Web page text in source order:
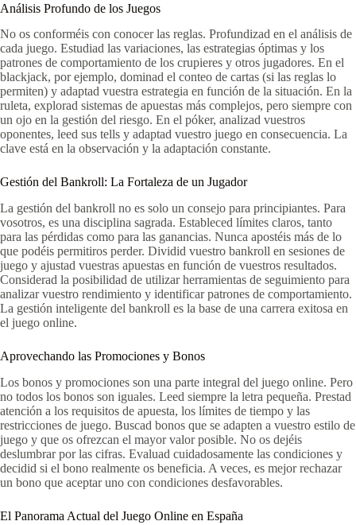
Análisis Profundo de los Juegos
No os conforméis con conocer las reglas. Profundizad en el análisis de
cada juego. Estudiad las variaciones, las estrategias óptimas y los
patrones de comportamiento de los crupieres y otros jugadores. En el
blackjack, por ejemplo, dominad el conteo de cartas (si las reglas lo
permiten) y adaptad vuestra estrategia en función de la situación. En la
ruleta, explorad sistemas de apuestas más complejos, pero siempre con
un ojo en la gestión del riesgo. En el póker, analizad vuestros
oponentes, leed sus tells y adaptad vuestro juego en consecuencia. La
clave está en la observación y la adaptación constante.
Gestión del Bankroll: La Fortaleza de un Jugador
La gestión del bankroll no es solo un consejo para principiantes. Para
vosotros, es una disciplina sagrada. Estableced límites claros, tanto
para las pérdidas como para las ganancias. Nunca apostéis más de lo
que podéis permitiros perder. Dividid vuestro bankroll en sesiones de
juego y ajustad vuestras apuestas en función de vuestros resultados.
Considerad la posibilidad de utilizar herramientas de seguimiento para
analizar vuestro rendimiento y identificar patrones de comportamiento.
La gestión inteligente del bankroll es la base de una carrera exitosa en
el juego online.
Aprovechando las Promociones y Bonos
Los bonos y promociones son una parte integral del juego online. Pero
no todos los bonos son iguales. Leed siempre la letra pequeña. Prestad
atención a los requisitos de apuesta, los límites de tiempo y las
restricciones de juego. Buscad bonos que se adapten a vuestro estilo de
juego y que os ofrezcan el mayor valor posible. No os dejéis
deslumbrar por las cifras. Evaluad cuidadosamente las condiciones y
decidid si el bono realmente os beneficia. A veces, es mejor rechazar
un bono que aceptar uno con condiciones desfavorables.
El Panorama Actual del Juego Online en España